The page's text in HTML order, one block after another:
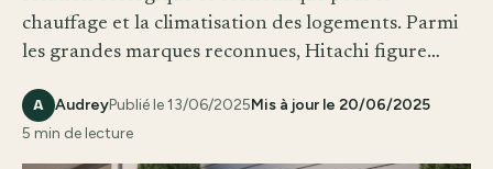
chauffage et la climatisation des logements. Parmi
les grandes marques reconnues, Hitachi figure…
A AudreyPublié le 13/06/2025Mis à jour le 20/06/2025
5 min de lecture